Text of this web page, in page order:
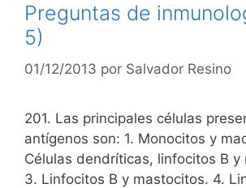
Preguntas de
5)
01/12/2013 por Salvador Resino
201. Las principales células
antígenos son: 1. Monocitos y
Células dendríticas, linfocitos B y
3. Linfocitos B y mastocitos. 4.